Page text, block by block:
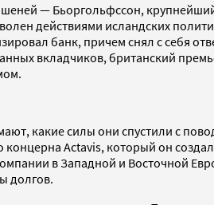
— Бьоргольфссон,
действиями исландских
банк, причем снял с себя
вкладчиков, британский
какие силы они спустили с
концерна Actavis, который он
в Западной и Восточной
долгов.